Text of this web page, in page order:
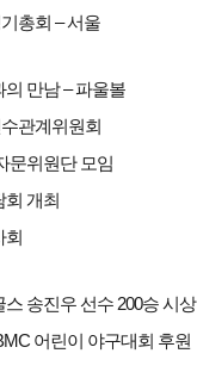
총회 – 서울
의 만남 – 파울볼
관계위원회
문위원단 모임
회 개최
회
스 송진우 선수 200승 시상
어린이 야구대회 후원